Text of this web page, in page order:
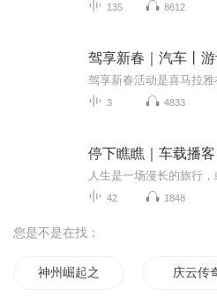
135 8612
驾享新春｜汽车丨
3 4833
停下瞧瞧｜车载播
42 1848
您是不是在找：
神州崛起之异能深圳行 庆云传